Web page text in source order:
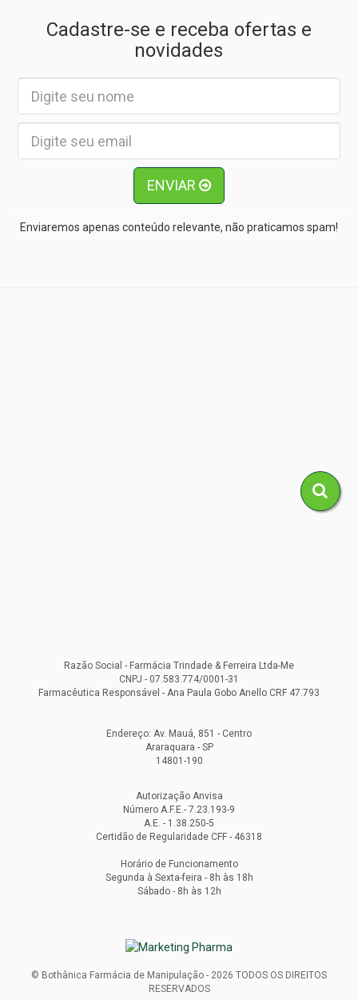
Cadastre-se e receba ofertas e
novidades
ENVIAR
Enviaremos apenas conteúdo relevante, não praticamos spam!
Razão Social - Farmácia Trindade & Ferreira Ltda-Me
CNPJ - 07.583.774/0001-31
Farmacêutica Responsável - Ana Paula Gobo Anello CRF 47.793
Endereço: Av. Mauá, 851 - Centro
Araraquara - SP
14801-190
Autorização Anvisa
Número A.F.E.- 7.23.193-9
A.E. - 1.38.250-5
Certidão de Regularidade CFF - 46318
Horário de Funcionamento
Segunda à Sexta-feira - 8h às 18h
Sábado - 8h às 12h
© Bothânica Farmácia de Manipulação - 2026 TODOS OS DIREITOS
RESERVADOS